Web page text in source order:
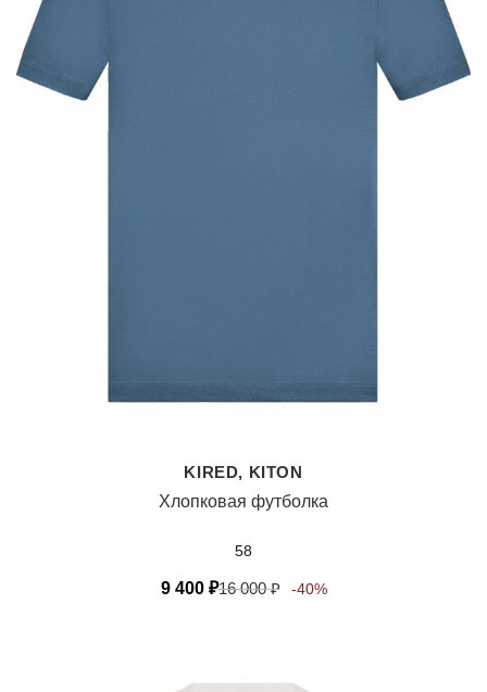
KIRED, KITON
Хлопковая футболка
58
9 400 ₽16 000₽ -40%